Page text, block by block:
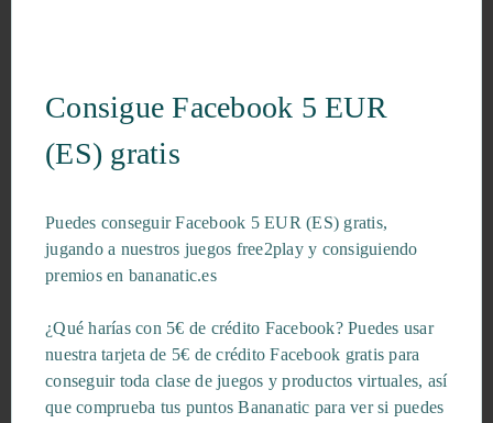
Consigue Facebook 5 EUR
(ES) gratis
Puedes conseguir Facebook 5 EUR (ES) gratis,
jugando a nuestros juegos free2play y consiguiendo
premios en bananatic.es
¿Qué harías con 5€ de crédito Facebook? Puedes usar
nuestra tarjeta de 5€ de crédito Facebook gratis para
conseguir toda clase de juegos y productos virtuales, así
que comprueba tus puntos Bananatic para ver si puedes